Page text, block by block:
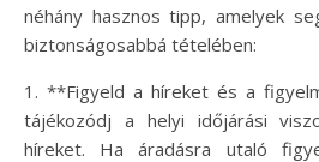
néhány hasznos tipp, amelyek
biztonságosabbá tételében:
1. **Figyeld a híreket és a
tájékozódj a helyi időjárási
híreket. Ha áradásra utaló